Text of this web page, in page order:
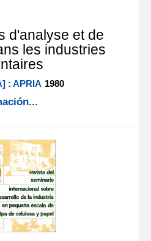
d'analyse et de
les industries
: APRIA 1980